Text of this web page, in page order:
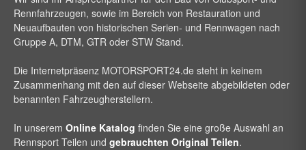
Rennfahrzeugen, sowie im Bereich von Restauration und
Neuaufbauten von historischen Serien- und Rennwagen nach
Gruppe A, DTM, GTR oder STW Stand.
Die Internetpräsenz MOTORSPORT24.de steht in keinem
Zusammenhang mit den auf dieser Webseite abgebildeten oder
benannten Fahrzeugherstellern.
In unserem Online Katalog finden Sie eine große Auswahl an
Rennsport Teilen und gebrauchten Original Teilen.